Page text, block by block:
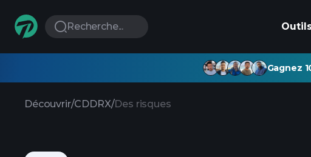
Recherche...
Gagnez
Découvrir/CDDRX/Des risques